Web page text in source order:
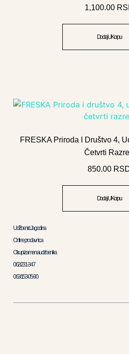
1,100.00
Dodaj U Korpu
FRESKA Priroda I Društvo 4,
Četvrti
850.00
Dodaj U Korpu
Udžbenici Jagodina
Online prodavnica
Otkup i zamena udzbenika
062/231-347
063/153-05-90